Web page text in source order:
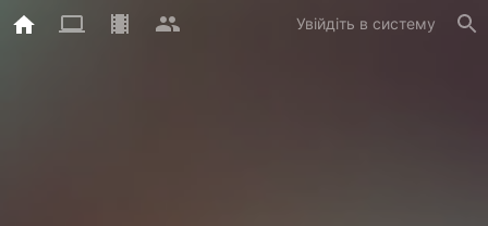
Увійдіть в систему